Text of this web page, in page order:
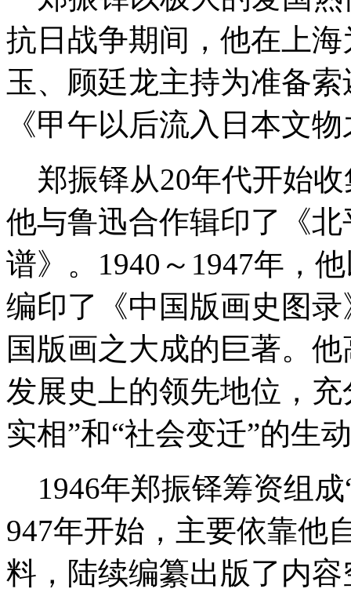
抗日战争期间，他在上
玉、顾廷龙主持为准备
《甲午以后流入日本文
郑振铎从20年代开始
他与鲁迅合作辑印了《
谱》。1940～1947年，
编印了《中国版画史图
国版画之大成的巨著。
发展史上的领先地位，
实相”和“社会变迁”的生
1946年郑振铎筹资组成
947年开始，主要依靠他
料，陆续编纂出版了内